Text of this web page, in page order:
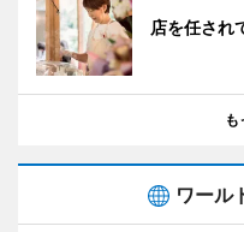
店を任され
も
ワール